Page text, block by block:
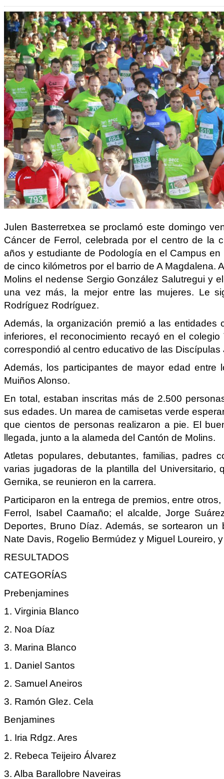
Julen Basterretxea se proclamó este domingo
Cáncer de Ferrol, celebrada por el centro de la
años y estudiante de Podología en el Campus
de cinco kilómetros por el barrio de A Magdalena.
Molins el nedense Sergio González Salutregui y
una vez más, la mejor entre las mujeres. Le
Rodríguez Rodríguez.
Además, la organización premió a las
inferiores, el reconocimiento recayó en el
correspondió al centro educativo de las
Además, los participantes de mayor edad
Muiños Alonso.
En total, estaban inscritas más de 2.500
sus edades. Un marea de camisetas verde
que cientos de personas realizaron a pie. El
llegada, junto a la alameda del Cantón de Molins.
Atletas populares, debutantes, familias,
varias jugadoras de la plantilla del
Gernika, se reunieron en la carrera.
Participaron en la entrega de premios, entre
Ferrol, Isabel Caamaño; el alcalde, Jorge
Deportes, Bruno Díaz. Además, se sortearon
Nate Davis, Rogelio Bermúdez y Miguel Loureiro,
RESULTADOS
CATEGORÍAS
Prebenjamines
1. Virginia Blanco
2. Noa Díaz
3. Marina Blanco
1. Daniel Santos
2. Samuel Aneiros
3. Ramón Glez. Cela
Benjamines
1. Iria Rdgz. Ares
2. Rebeca Teijeiro Álvarez
3. Alba Barallobre Naveiras